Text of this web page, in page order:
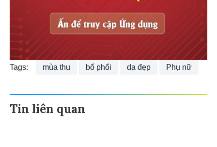
Tags: mùa thu bổ phổi da đẹp Phụ nữ
Tin liên quan